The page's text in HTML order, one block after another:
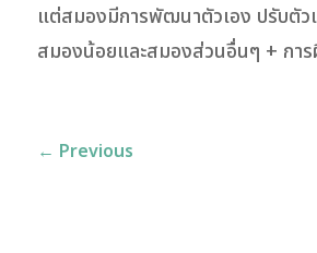
แต่สมองมีการพัฒนาตัวเอง ปรับตั
สมองน้อยและสมองส่วนอื่นๆ + กา
← Previous